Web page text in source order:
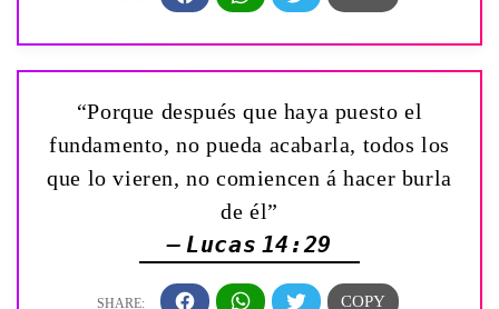
“Porque después que haya puesto el
fundamento, no pueda acabarla, todos los
que lo vieren, no comiencen á hacer burla
de él”
— Lucas 14:29